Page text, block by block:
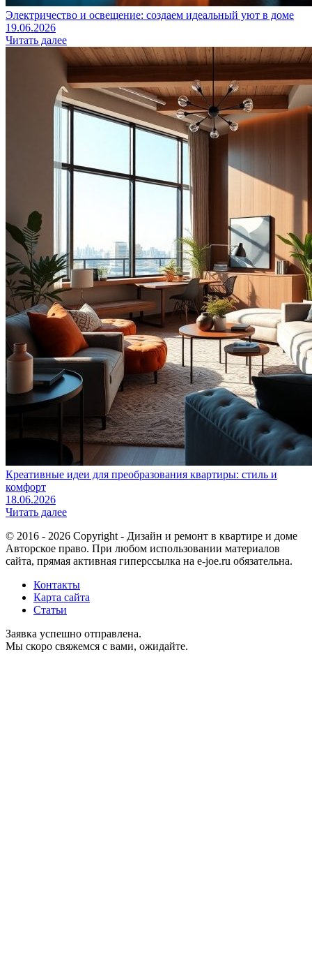
Электричество и освещение: создаем идеальный уют в доме
19.06.2026
Читать далее
Креативные идеи для преобразования квартиры: стиль и
комфорт
18.06.2026
Читать далее
© 2016 - 2026 Copyright - Дизайн и ремонт в квартире и доме
Авторское право. При любом использовании материалов
сайта, прямая активная гиперссылка на e-joe.ru обязательна.
Контакты
Карта сайта
Статьи
Заявка успешно отправлена.
Мы скоро свяжемся с вами, ожидайте.